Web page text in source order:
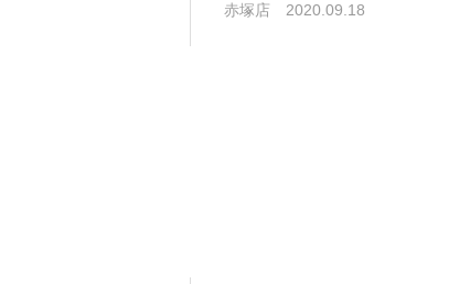
赤塚店 2020.09.18